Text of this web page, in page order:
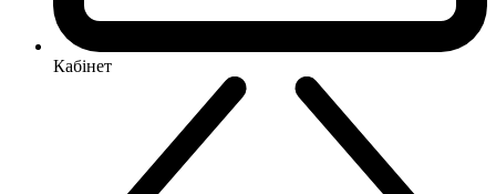
Кабінет